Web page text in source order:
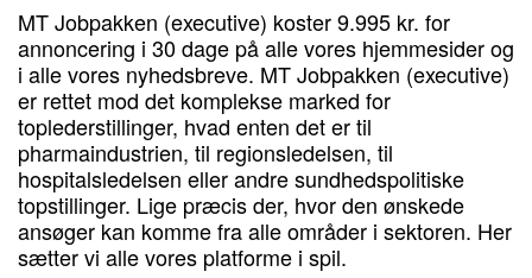
MT Jobpakken (executive) koster 9.995 kr. for
annoncering i 30 dage på alle vores hjemmesider og
i alle vores nyhedsbreve. MT Jobpakken (executive)
er rettet mod det komplekse marked for
toplederstillinger, hvad enten det er til
pharmaindustrien, til regionsledelsen, til
hospitalsledelsen eller andre sundhedspolitiske
topstillinger. Lige præcis der, hvor den ønskede
ansøger kan komme fra alle områder i sektoren. Her
sætter vi alle vores platforme i spil.